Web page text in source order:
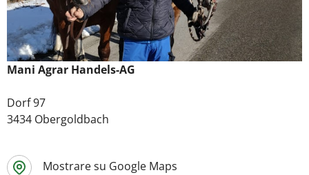
Mani Agrar Handels-AG
Dorf 97
3434 Obergoldbach
Mostrare su Google Maps